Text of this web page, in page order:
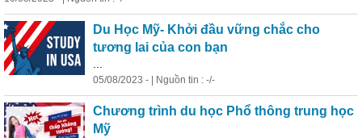
Du Học Mỹ- Khởi đầu vững chắc cho
tương lai của con bạn
05/08/2023 - | Nguồn tin : -/-
Chương trình du học Phổ thông trung học
Mỹ